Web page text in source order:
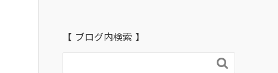
【 ブログ内検索 】
